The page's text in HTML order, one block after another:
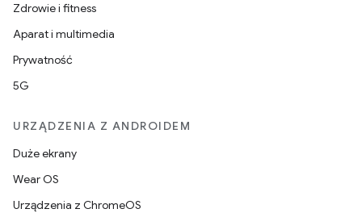
Zdrowie i fitness
Aparat i multimedia
Prywatność
5G
URZĄDZENIA Z ANDROIDEM
Duże ekrany
Wear OS
Urządzenia z ChromeOS